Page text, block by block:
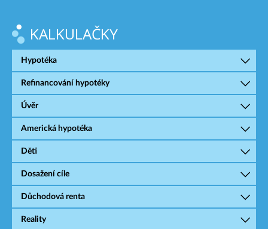
KALKULAČKY
Hypotéka
Refinancování hypotéky
Úvěr
Americká hypotéka
Děti
Dosažení cíle
Důchodová renta
Reality